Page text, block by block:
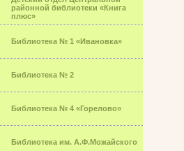
районной библиотеки «Книга
плюс»
Библиотека № 1 «Ивановка»
Библиотека № 2
Библиотека № 4 «Горелово»
Библиотека им. А.Ф.Можайского